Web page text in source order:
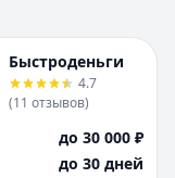
Н
Набережные Челны
Нижний Новгород
Новосибирск
Н
Набережные
Нижний Новгород
Новосибирск
Быстроденьги
4.7
(11 отзывов)
до 30 000 ₽
до 30 дней